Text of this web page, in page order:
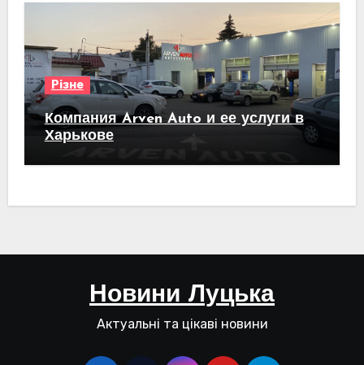
Різне
Компания Arven Auto и ее услуги в
Харькове
Новини Луцька
Актуальні та цікаві новини